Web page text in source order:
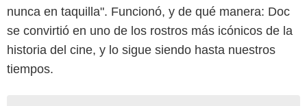
nunca en taquilla". Funcionó, y de qué manera: Doc
se convirtió en uno de los rostros más icónicos de la
historia del cine, y lo sigue siendo hasta nuestros
tiempos.